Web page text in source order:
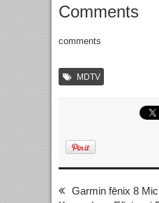
Comments
comments
MDTV
Garmin fēnix 8